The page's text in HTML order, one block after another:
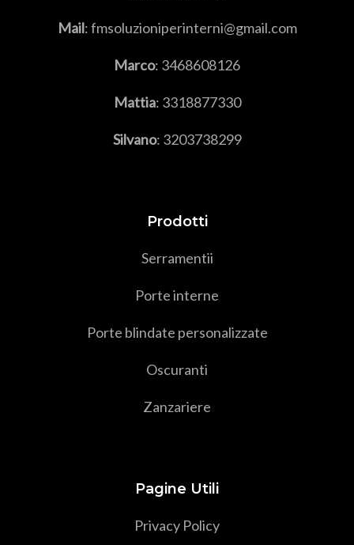
Mail: fmsoluzioniperinterni@gmail.com
Marco: 3468608126
Mattia: 3318877330
Silvano: 3203738299
Prodotti
Serramentii
Porte interne
Porte blindate personalizzate
Oscuranti
Zanzariere
Pagine Utili
Privacy Policy